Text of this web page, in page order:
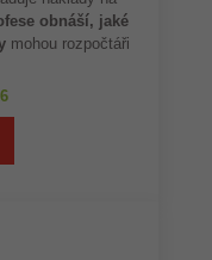
obnáší, jaké
mohou rozpočtáři